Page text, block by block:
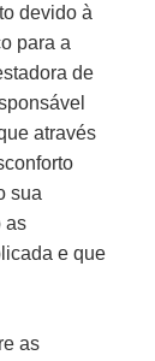
devido à
para a
de
através
sua
as
e que
as